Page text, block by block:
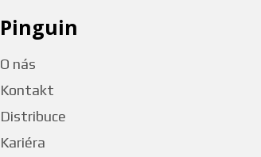
Pinguin
O nás
Kontakt
Distribuce
Kariéra